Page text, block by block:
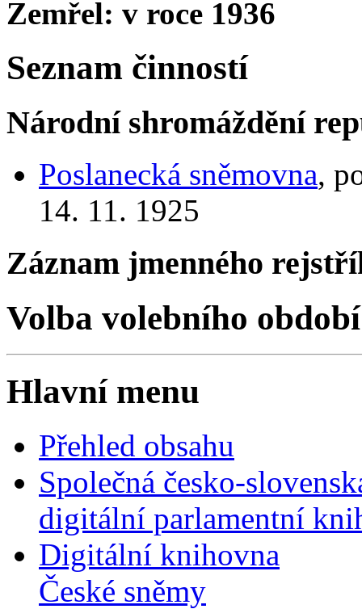
Zemřel: v roce 1936
Seznam činností
Národní shromáždění
Poslanecká sněmovna,
14. 11. 1925
Záznam jmenného
Volba volebního období
Hlavní menu
Přehled obsahu
Společná česko-
digitální parlamentní
Digitální knihovna
České sněmy